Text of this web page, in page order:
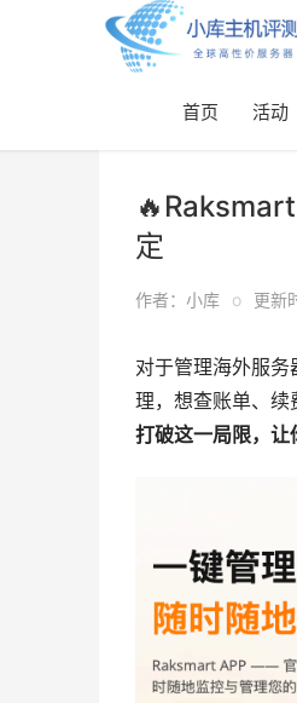
首页 活动
首页> 小库杂谈
定
作者：小库 o 更新
对于管理海外服
理，想查账单、续
打破这一局限，让